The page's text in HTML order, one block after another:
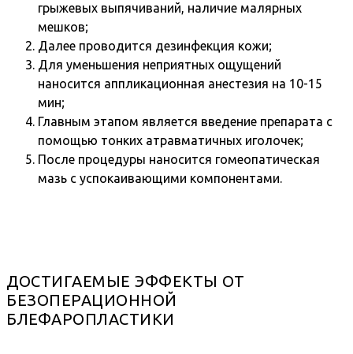
грыжевых выпячиваний, наличие малярных
мешков;
Далее проводится дезинфекция кожи;
Для уменьшения неприятных ощущений
наносится аппликационная анестезия на 10-15
мин;
Главным этапом является введение препарата с
помощью тонких атравматичных иголочек;
После процедуры наносится гомеопатическая
мазь с успокаивающими компонентами.
ДОСТИГАЕМЫЕ ЭФФЕКТЫ ОТ
БЕЗОПЕРАЦИОННОЙ
БЛЕФАРОПЛАСТИКИ